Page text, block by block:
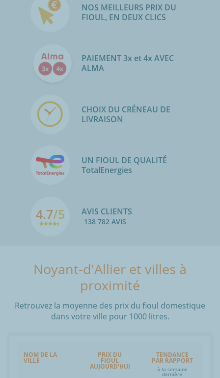
NOS MEILLEURS PRIX DU
FIOUL, EN DEUX CLICS
PAIEMENT 3x et 4x AVEC
ALMA
CHOIX DU CRÉNEAU DE
LIVRAISON
UN FIOUL DE QUALITÉ
TotalEnergies
4.7/5 AVIS CLIENTS
138 782 AVIS
Noyant-d'Allier et villes à
proximité
Retrouvez la moyenne des prix du fioul domestique
dans votre ville pour 1000 litres.
NOM DE LA
VILLE
PRIX DU
FIOUL
AUJOURD'HUI
TENDANCE
PAR RAPPORT
à la semaine
dernière